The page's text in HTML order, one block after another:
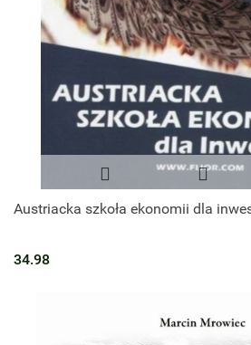
Austriacka szkoła ekonomii dla
34.98